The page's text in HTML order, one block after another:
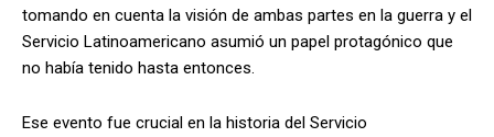
tomando en cuenta la visión de ambas partes en la guerra y el
Servicio Latinoamericano asumió un papel protagónico que
no había tenido hasta entonces.
Ese evento fue crucial en la historia del Servicio